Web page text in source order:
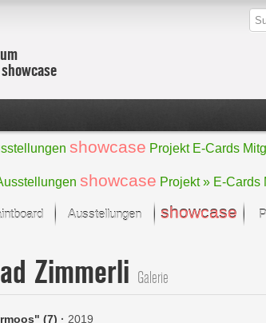
showcase Projekt E-Cards
showcase Projekt » E-Cards
im Fokus
Malerei
Skulptur/Plastik
Ausstellungen showcase
Zimmerli Galerie
(7) · 2019